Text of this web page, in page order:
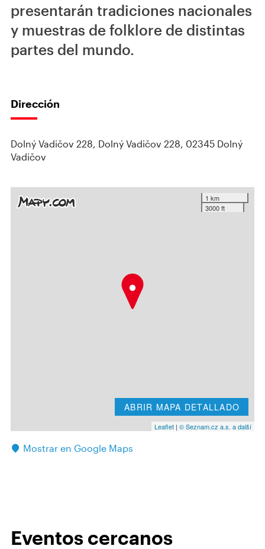
presentarán tradiciones nacionales
y muestras de folklore de distintas
partes del mundo.
Dirección
Dolný Vadičov 228, Dolný Vadičov 228, 02345 Dolný
Vadičov
1 km
3000 ft
ABRIR MAPA DETALLADO
Leaflet | © Seznam.cz a.s. a další
Mostrar en Google Maps
Eventos cercanos